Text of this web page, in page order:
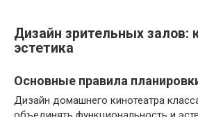
Дизайн зрительных залов:
эстетика
Основные правила
Дизайн домашнего кинотеатра